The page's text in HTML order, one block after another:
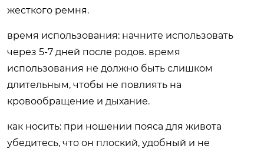
жесткого ремня.
время использования: начните использовать
через 5-7 дней после родов. время
использования не должно быть слишком
длительным, чтобы не повлиять на
кровообращение и дыхание.
как носить: при ношении пояса для живота
убедитесь, что он плоский, удобный и не